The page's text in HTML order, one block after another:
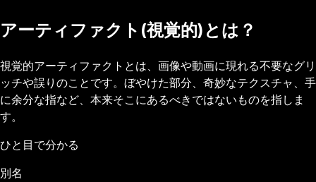
アーティファクト(視覚的)とは？
視覚的アーティファクトとは、画像や動画に現れる不要なグリ
ッチや誤りのことです。ぼやけた部分、奇妙なテクスチャ、手
に余分な指など、本来そこにあるべきではないものを指しま
す。
ひと目で分かる
別名